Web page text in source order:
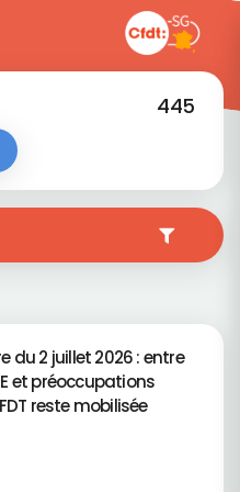
445
du 2 juillet 2026 : entre
et préoccupations
reste mobilisée